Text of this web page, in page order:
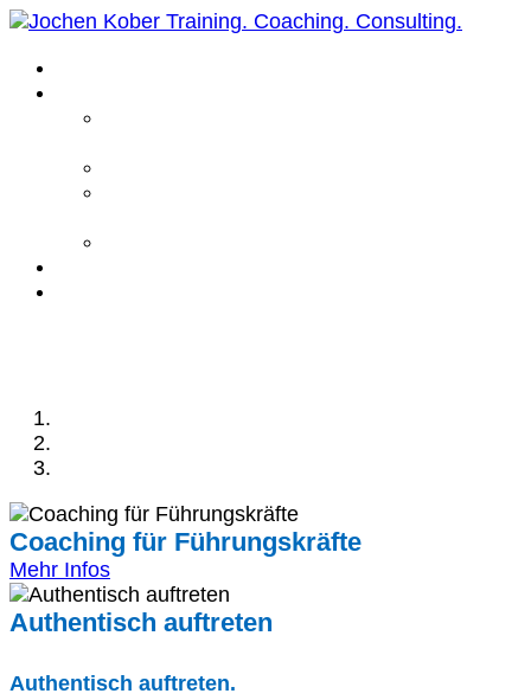
Coaching für Führungskräfte
Mehr Infos
Authentisch auftreten
Authentisch auftreten.